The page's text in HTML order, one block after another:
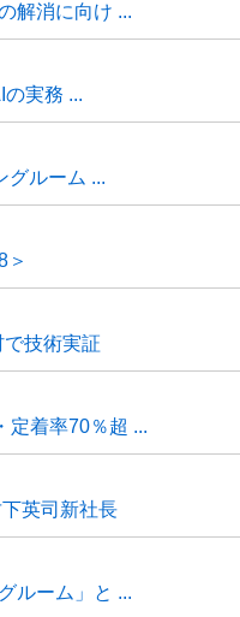
解消に向け ...
実務 ...
グルーム ...
＞
技術実証
定着率70％超 ...
英司新社長
ルーム」と ...